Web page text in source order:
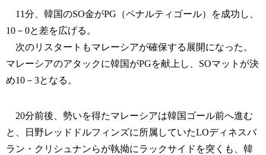
11分、韓国のSO金がPG（ペナルティゴール）を成功し、
10－0と差を広げる。
次のリスタートもマレーシアが確保する展開になった。
マレーシアのアタックに韓国がPGを献上し、SOマットが決
め10－3となる。
20分前後、勢いを得たマレーシアは韓国ゴール前へ進む
と、日野レッドドルフィンズに所属していたLOディネスバ
ラン・クリシュナンらが執拗にラックサイドを突くも、韓